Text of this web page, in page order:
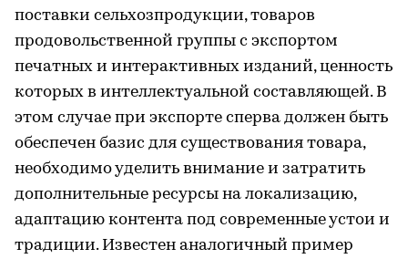
поставки сельхозпродукции, товаров
продовольственной группы с экспортом
печатных и интерактивных изданий, ценность
которых в интеллектуальной составляющей. В
этом случае при экспорте сперва должен быть
обеспечен базис для существования товара,
необходимо уделить внимание и затратить
дополнительные ресурсы на локализацию,
адаптацию контента под современные устои и
традиции. Известен аналогичный пример